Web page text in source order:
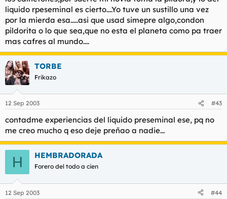
liquido rpeseminal es cierto....Yo tuve un sustillo una vez
por la mierda esa.....asi que usad simepre algo,condon
pildorita o lo que sea,que no esta el planeta como pa traer
mas cafres al mundo....
TORBE
Frikazo
12 Sep 2003 #43
contadme experiencias del liquido preseminal ese, pq no
me creo mucho q eso deje preñao a nadie...
H HEMBRADORADA
Forero del todo a cien
12 Sep 2003 #44